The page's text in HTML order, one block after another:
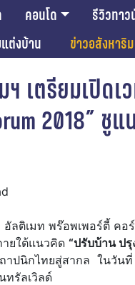
คอนโด รีวิวทาว
แต่งบ้าน ข่าวอสังหาริ
เตรียมเปิด
2018”
ลติเมท พร๊อพเพอร์ตี้ คอ
ายใต้แนวคิด “ปรับบ้าน ป
ถาปนิกไทยสู่สากล ในวั
ทรัลเวิลด์